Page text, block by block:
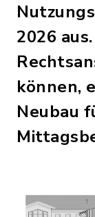
2026
können,
Neubau